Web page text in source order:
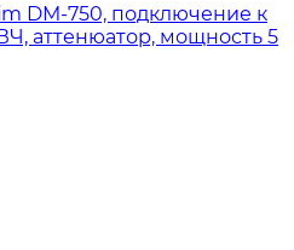
DM-750, подключение к
аттенюатор, мощность 5